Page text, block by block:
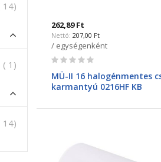
262,89 Ft
207,00 Ft
/ egységenként
Rating:
0%
MÜ-II 16 halogénmentes
karmantyú 0216HF KB
14termék
1 termék
14termék